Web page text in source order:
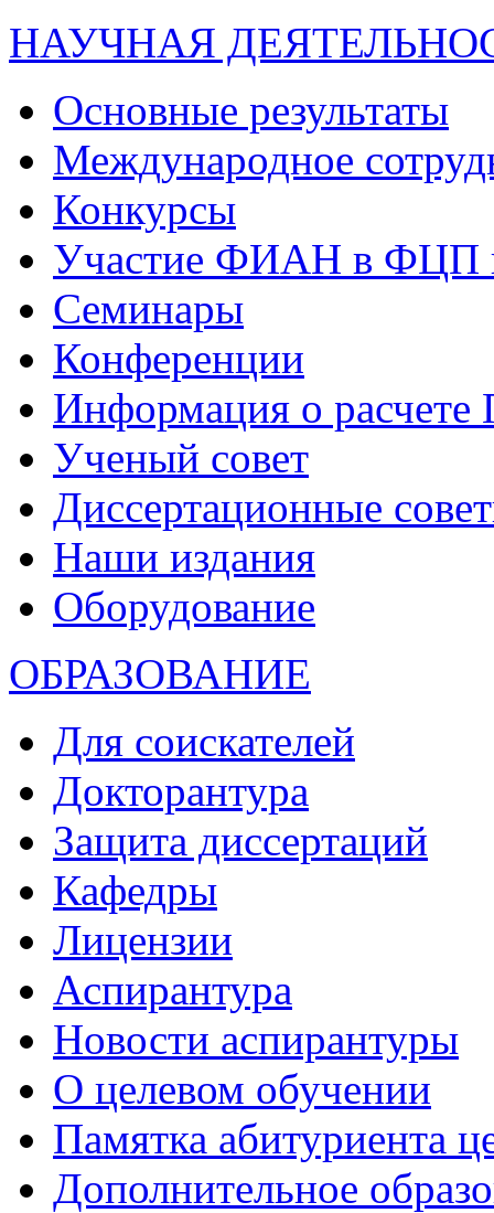
НАУЧНАЯ
Основные результаты
Международное
Конкурсы
Участие ФИАН в ФЦП
Семинары
Конференции
Информация о
Ученый совет
Диссертационные
Наши издания
Оборудование
ОБРАЗОВАНИЕ
Для соискателей
Докторантура
Защита диссертаций
Кафедры
Лицензии
Аспирантура
Новости аспирантуры
О целевом обучении
Памятка абитуриента
Дополнительное